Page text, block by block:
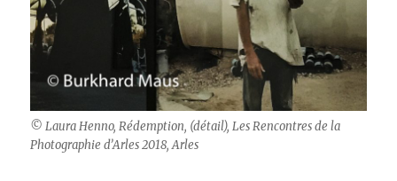
© Laura Henno, Rédemption, (détail), Les Rencontres de la
Photographie d’Arles 2018, Arles